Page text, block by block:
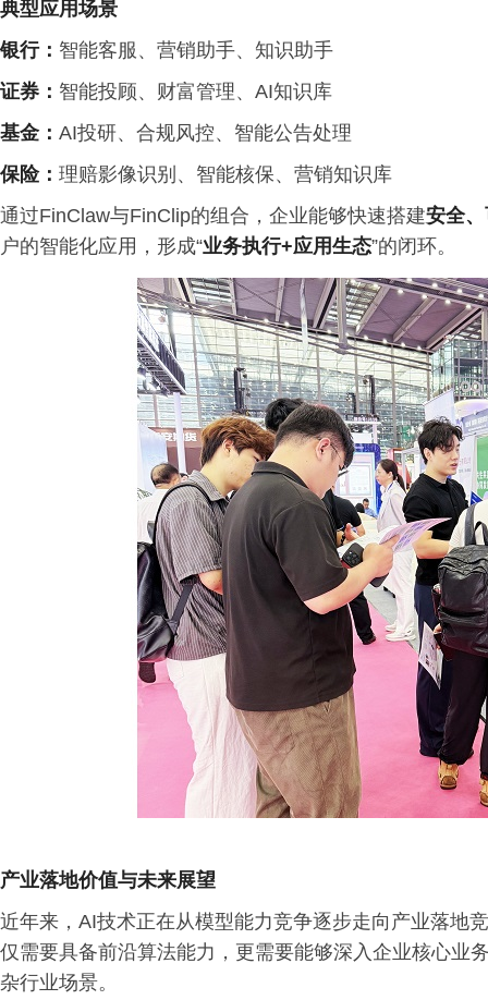
典型应用场景
银行： 智能客服、营销助手、知识助手
证券： 智能投顾、财富管理、AI知识库
基金： AI投研、合规风控、智能公告处理
保险： 理赔影像识别、智能核保、营销知识库
通过FinClaw与FinClip的组合，企业能够快速搭建安全
户的智能化应用，形成“业务执行+应用生态”的闭环。
产业落地价值与未来展望
近年来，AI技术正在从模型能力竞争逐步走向产业落地
仅需要具备前沿算法能力，更需要能够深入企业核心业
杂行业场景。